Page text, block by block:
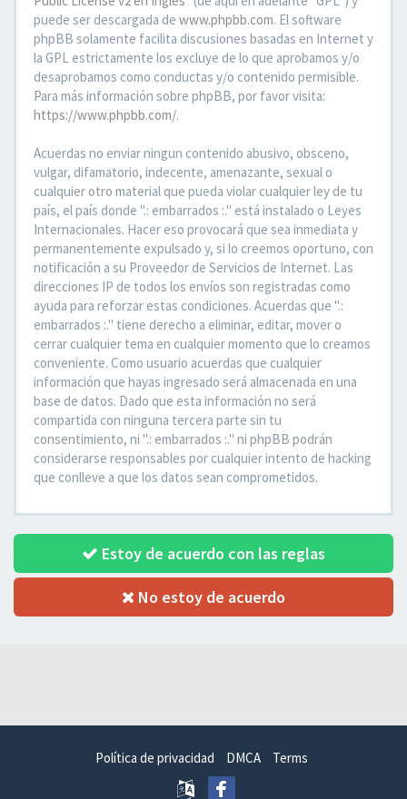
puede ser descargada de www.phpbb.com. El software
phpBB solamente facilita discusiones basadas en Internet y
la GPL estrictamente los excluye de lo que aprobamos y/o
desaprobamos como conductas y/o contenido permisible.
Para más información sobre phpBB, por favor visita:
https://www.phpbb.com/.
Acuerdas no enviar ningun contenido abusivo, obsceno,
vulgar, difamatorio, indecente, amenazante, sexual o
cualquier otro material que pueda violar cualquier ley de tu
país, el país donde ".: embarrados :." está instalado o Leyes
Internacionales. Hacer eso provocará que sea inmediata y
permanentemente expulsado y, si lo creemos oportuno, con
notificación a su Proveedor de Servicios de Internet. Las
direcciones IP de todos los envíos son registradas como
ayuda para reforzar estas condiciones. Acuerdas que ".:
embarrados :." tiene derecho a eliminar, editar, mover o
cerrar cualquier tema en cualquier momento que lo creamos
conveniente. Como usuario acuerdas que cualquier
información que hayas ingresado será almacenada en una
base de datos. Dado que esta información no será
compartida con ninguna tercera parte sin tu
consentimiento, ni ".: embarrados :." ni phpBB podrán
considerarse responsables por cualquier intento de hacking
que conlleve a que los datos sean comprometidos.
Estoy de acuerdo con las reglas
No estoy de acuerdo
Política de privacidad DMCA Terms